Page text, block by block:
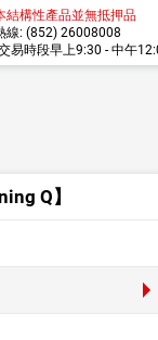
結構性產品並無抵押品
線: (852) 26008008
易時段早上9:30 - 中午
Q】